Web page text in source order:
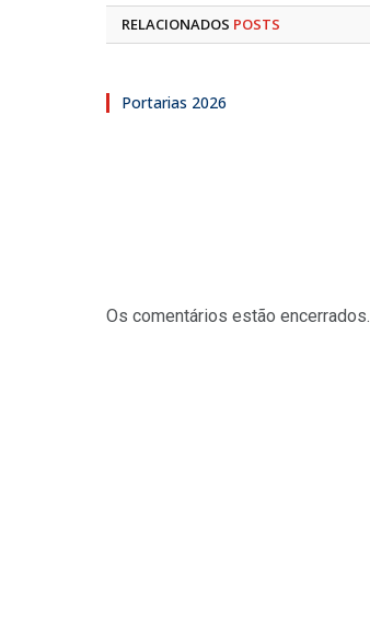
RELACIONADOS POSTS
Portarias 2026
Os comentários estão encerrados.